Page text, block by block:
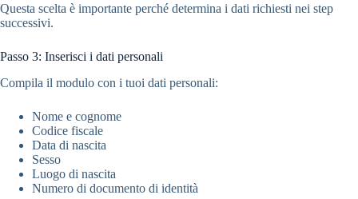
Questa scelta è importante perché determina i dati richiesti nei step
successivi.
Passo 3: Inserisci i dati personali
Compila il modulo con i tuoi dati personali:
Nome e cognome
Codice fiscale
Data di nascita
Sesso
Luogo di nascita
Numero di documento di identità